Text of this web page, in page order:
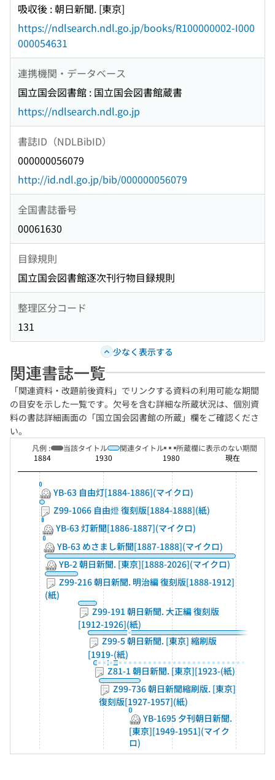
吸収後 : 朝日新聞. [東京]
https://ndlsearch.ndl.go.jp/books/R100000002-I000
000054631
連携機関・データベース
国立国会図書館 : 国立国会図書館蔵書
https://ndlsearch.ndl.go.jp
書誌ID（NDLBibID）
000000056079
http://id.ndl.go.jp/bib/000000056079
全国書誌番号
00061630
目録規則
国立国会図書館逐次刊行物目録規則
整理区分コード
131
少なく表示する
関連書誌一覧
「関連資料・改題前後資料」でリンクする資料の利用可能な期間
の目安を示した一覧です。欠号を含む詳細な所蔵状況は、個別資
料の書誌詳細画面の「国立国会図書館の所蔵」欄をご確認くださ
い。
凡例 : 当該タイトル 関連タイトル
所蔵欄に表示のない期間
1884
1930 1980 現在
YB-63 自由灯[1884-1886](マイクロ)
Z99-1066 自由燈 復刻版[1884-1888](紙)
YB-63 灯新聞[1886-1887](マイクロ)
YB-63 めさまし新聞[1887-1888](マイクロ)
YB-2 朝日新聞. [東京][1888-2026](マイクロ)
Z99-216 朝日新聞. 明治編 復刻版[1888-1912]
(紙)
Z99-191 朝日新聞. 大正編 復刻版
[1912-1926](紙)
Z99-5 朝日新聞. [東京] 縮刷版
[1919-(紙)
Z81-1 朝日新聞. [東京][1923-(紙)
Z99-736 朝日新聞縮刷版. [東京]
復刻版[1927-1957](紙)
YB-1695 夕刊朝日新聞.
[東京][1949-1951](マイク
ロ)